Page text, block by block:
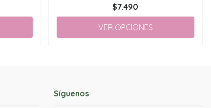
$7.490
VER OPCIONES
Síguenos